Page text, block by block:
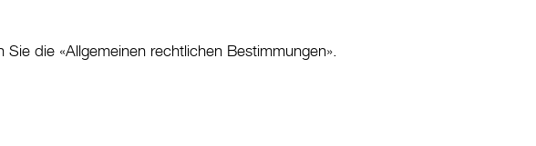
Sie die «Allgemeinen rechtlichen Bestimmungen».